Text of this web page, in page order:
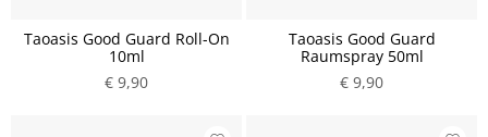
Taoasis Good Guard Roll-On
10ml
€ 9,90
Taoasis Good Guard
Raumspray 50ml
€ 9,90